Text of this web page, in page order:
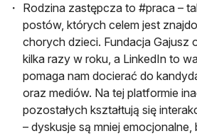
Rodzina zastępcza to #praca –
postów, których celem jest
chorych dzieci. Fundacja Gajusz
kilka razy w roku, a LinkedIn to
pomaga nam docierać do
oraz mediów. Na tej platformie
pozostałych kształtują się
– dyskusje są mniej